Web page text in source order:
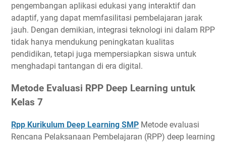
pengembangan aplikasi edukasi yang interaktif dan
adaptif, yang dapat memfasilitasi pembelajaran jarak
jauh. Dengan demikian, integrasi teknologi ini dalam RPP
tidak hanya mendukung peningkatan kualitas
pendidikan, tetapi juga mempersiapkan siswa untuk
menghadapi tantangan di era digital.
Metode Evaluasi RPP Deep Learning untuk
Kelas 7
Rpp Kurikulum Deep Learning SMP Metode evaluasi
Rencana Pelaksanaan Pembelajaran (RPP) deep learning